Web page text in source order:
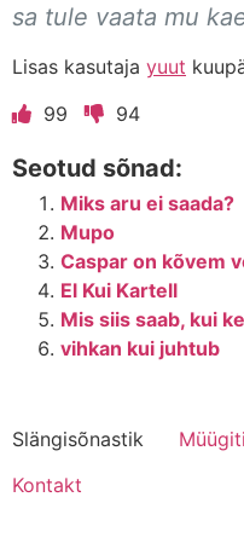
sa tule vaata mu
Lisas kasutaja yuut
99
94
Seotud sõnad:
Miks aru ei saada?
Mupo
Caspar on kõvem
El Kui Kartell
Mis siis saab, kui
vihkan kui juhtub
Slängisõnastik
Kontakt